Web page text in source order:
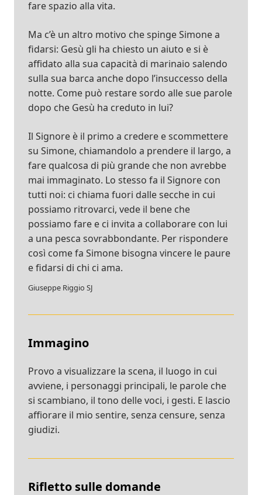
fare spazio alla vita.
Ma c’è un altro motivo che spinge Simone a
fidarsi: Gesù gli ha chiesto un aiuto e si è
affidato alla sua capacità di marinaio salendo
sulla sua barca anche dopo l’insuccesso della
notte. Come può restare sordo alle sue parole
dopo che Gesù ha creduto in lui?
Il Signore è il primo a credere e scommettere
su Simone, chiamandolo a prendere il largo, a
fare qualcosa di più grande che non avrebbe
mai immaginato. Lo stesso fa il Signore con
tutti noi: ci chiama fuori dalle secche in cui
possiamo ritrovarci, vede il bene che
possiamo fare e ci invita a collaborare con lui
a una pesca sovrabbondante. Per rispondere
così come fa Simone bisogna vincere le paure
e fidarsi di chi ci ama.
Giuseppe Riggio SJ
Immagino
Provo a visualizzare la scena, il luogo in cui
avviene, i personaggi principali, le parole che
si scambiano, il tono delle voci, i gesti. E lascio
affiorare il mio sentire, senza censure, senza
giudizi.
Rifletto sulle domande